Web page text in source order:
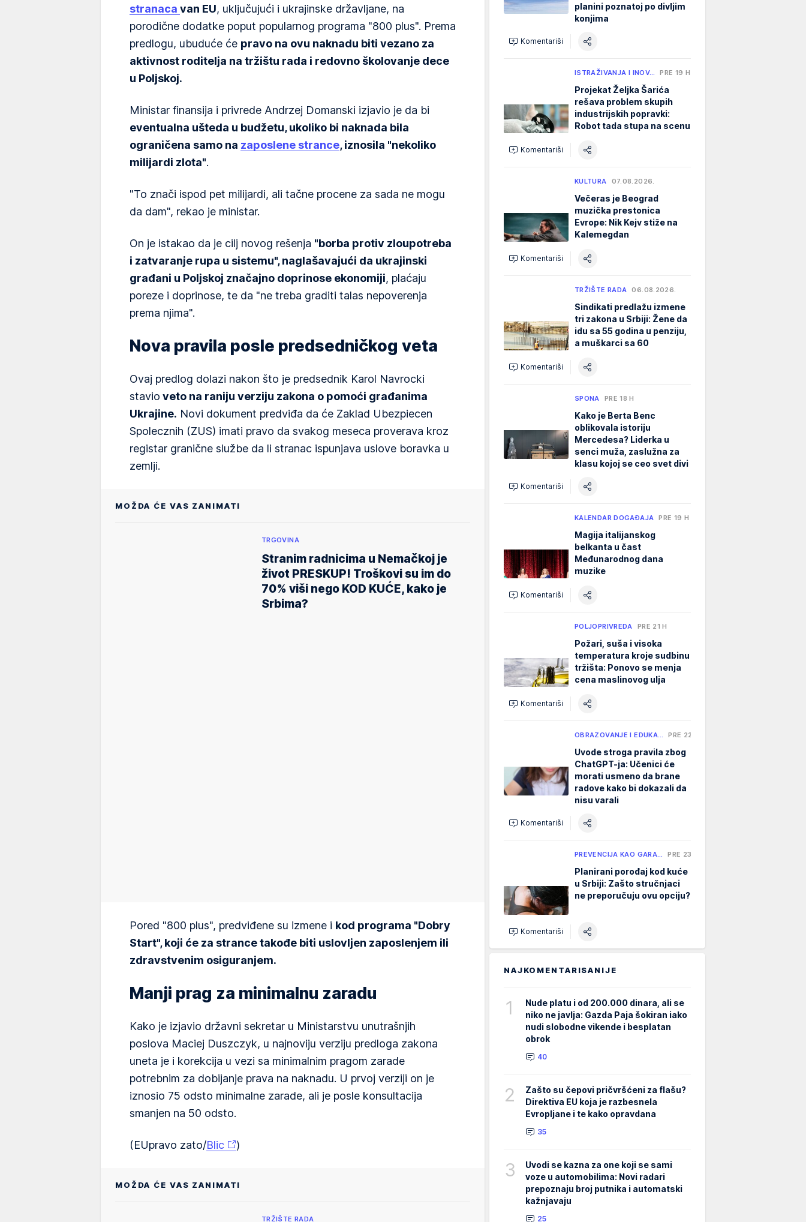
stranaca van EU, uključujući i ukrajinske državljane, na
porodične dodatke poput popularnog programa "800 plus". Prema
predlogu, ubuduće će pravo na ovu naknadu biti vezano za
aktivnost roditelja na tržištu rada i redovno školovanje dece
u Poljskoj.
Ministar finansija i privrede Andrzej Domanski izjavio je da bi
eventualna ušteda u budžetu, ukoliko bi naknada bila
ograničena samo na zaposlene strance, iznosila "nekoliko
milijardi zlota".
"To znači ispod pet milijardi, ali tačne procene za sada ne mogu
da dam", rekao je ministar.
On je istakao da je cilj novog rešenja "borba protiv zloupotreba
i zatvaranje rupa u sistemu", naglašavajući da ukrajinski
građani u Poljskoj značajno doprinose ekonomiji, plaćaju
poreze i doprinose, te da "ne treba graditi talas nepoverenja
prema njima".
Nova pravila posle predsedničkog veta
Ovaj predlog dolazi nakon što je predsednik Karol Navrocki
stavio veto na raniju verziju zakona o pomoći građanima
Ukrajine. Novi dokument predviđa da će Zaklad Ubezpiecen
Spolecznih (ZUS) imati pravo da svakog meseca proverava kroz
registar granične službe da li stranac ispunjava uslove boravka u
zemlji.
MOŽDA ĆE VAS ZANIMATI
TRGOVINA
Stranim radnicima u Nemačkoj je
život PRESKUP! Troškovi su im do
70% viši nego KOD KUĆE, kako je
Srbima?
Pored "800 plus", predviđene su izmene i kod programa "Dobry
Start", koji će za strance takođe biti uslovljen zaposlenjem ili
zdravstvenim osiguranjem.
Manji prag za minimalnu zaradu
Kako je izjavio državni sekretar u Ministarstvu unutrašnjih
poslova Maciej Duszczyk, u najnoviju verziju predloga zakona
uneta je i korekcija u vezi sa minimalnim pragom zarade
potrebnim za dobijanje prava na naknadu. U prvoj verziji on je
iznosio 75 odsto minimalne zarade, ali je posle konsultacija
smanjen na 50 odsto.
(EUpravo zato/Blic )
MOŽDA ĆE VAS ZANIMATI
TRŽIŠTE RADA
planini poznatoj po divljim
konjima
Komentariši
ISTRAŽIVANJA I INOV… PRE 19 H
Projekat Željka Šarića
rešava problem skupih
industrijskih popravki:
Robot tada stupa na scenu
Komentariši
KULTURA 07.08.2026.
Večeras je Beograd
muzička prestonica
Evrope: Nik Kejv stiže na
Kalemegdan
Komentariši
TRŽIŠTE RADA 06.08.2026.
Sindikati predlažu izmene
tri zakona u Srbiji: Žene da
idu sa 55 godina u penziju,
a muškarci sa 60
Komentariši
SPONA PRE 18 H
Kako je Berta Benc
oblikovala istoriju
Mercedesa? Liderka u
senci muža, zaslužna za
klasu kojoj se ceo svet divi
Komentariši
KALENDAR DOGAĐAJA PRE 19 H
Magija italijanskog
belkanta u čast
Međunarodnog dana
muzike
Komentariši
POLJOPRIVREDA PRE 21 H
Požari, suša i visoka
temperatura kroje sudbinu
tržišta: Ponovo se menja
cena maslinovog ulja
Komentariši
OBRAZOVANJE I EDUKA… PRE 22 H
Uvode stroga pravila zbog
ChatGPT-ja: Učenici će
morati usmeno da brane
radove kako bi dokazali da
nisu varali
Komentariši
PREVENCIJA KAO GARA… PRE 23 H
Planirani porođaj kod kuće
u Srbiji: Zašto stručnjaci
ne preporučuju ovu opciju?
Komentariši
NAJKOMENTARISANIJE
1
Nude platu i od 200.000 dinara, ali se
niko ne javlja: Gazda Paja šokiran iako
nudi slobodne vikende i besplatan
obrok
40
2
Zašto su čepovi pričvršćeni za flašu?
Direktiva EU koja je razbesnela
Evropljane i te kako opravdana
35
3
Uvodi se kazna za one koji se sami
voze u automobilima: Novi radari
prepoznaju broj putnika i automatski
kažnjavaju
25